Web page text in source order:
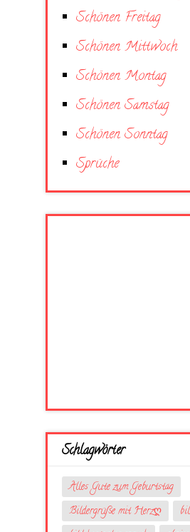
Schönen Freitag
Schönen Mittwoch
Schönen Montag
Schönen Samstag
Schönen Sonntag
Sprüche
Schlagwörter
Alles Gute zum Geburtstag
Bildergrüße mit Herzღ